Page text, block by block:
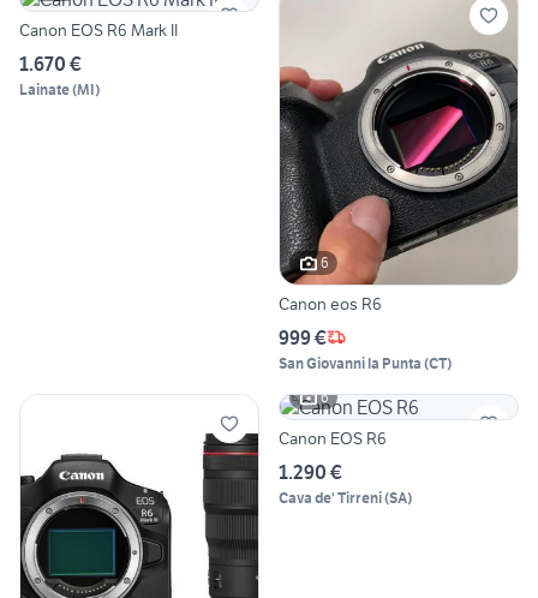
Canon EOS R6 Mark II
1.670 €
Lainate(MI)
6
Canon eos R6
999 €
San Giovanni la Punta (CT)
6
Canon EOS R6
1.290 €
Cava de' Tirreni(SA)